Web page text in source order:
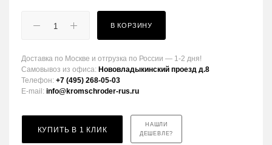
В КОРЗИНУ
Доставка по Москве и отгрузка по России — 1-2 дня!
Самовывоз из офиса: Нововладыкинский проезд д.8
Телефон: +7 (495) 268-05-03
E-mail: info@kromschroder-rus.ru
КУПИТЬ В 1 КЛИК
НАШЛИ
ДЕШЕВЛЕ?